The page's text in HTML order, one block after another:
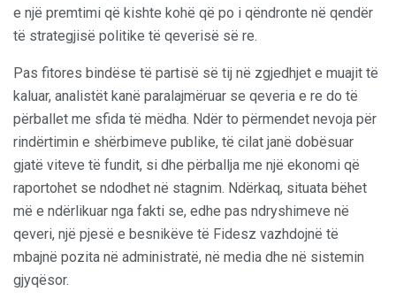
e një premtimi që kishte kohë që po i qëndronte në qendër
të strategjisë politike të qeverisë së re.
Pas fitores bindëse të partisë së tij në zgjedhjet e muajit të
kaluar, analistët kanë paralajmëruar se qeveria e re do të
përballet me sfida të mëdha. Ndër to përmendet nevoja për
rindërtimin e shërbimeve publike, të cilat janë dobësuar
gjatë viteve të fundit, si dhe përballja me një ekonomi që
raportohet se ndodhet në stagnim. Ndërkaq, situata bëhet
më e ndërlikuar nga fakti se, edhe pas ndryshimeve në
qeveri, një pjesë e besnikëve të Fidesz vazhdojnë të
mbajnë pozita në administratë, në media dhe në sistemin
gjyqësor.